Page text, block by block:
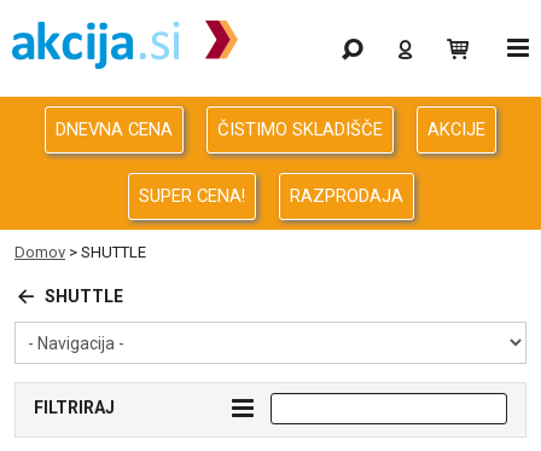
Gaming
Odprodaja
Računalništvo
Računalništvo za podjetja
Avdio Video Foto
Energija
Oprema za pisarno in dom
DNEVNA CENA ČISTIMO SKLADIŠČE AKCIJE
SUPER CENA! RAZPRODAJA
Domov > SHUTTLE
SHUTTLE
FILTRIRAJ